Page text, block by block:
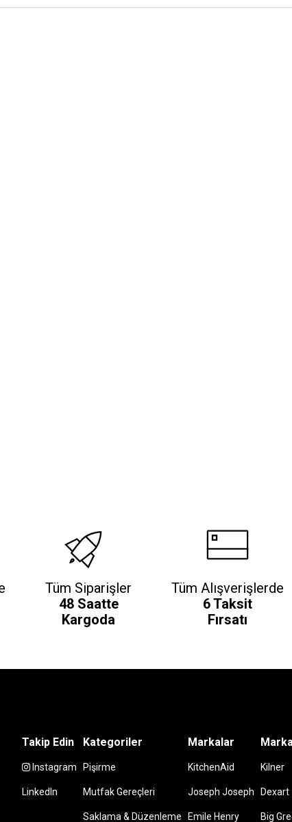
Tüm Siparişler
48 Saatte
Kargoda
Tüm Alışverişlerde
6 Taksit
Fırsatı
Takip Edin
Instagram
LinkedIn
Kategoriler
Pişirme
Mutfak Gereçleri
Saklama & Düzenleme
Markalar
KitchenAid
Joseph Joseph
Emile Henry
Kilner
Dexart
Big